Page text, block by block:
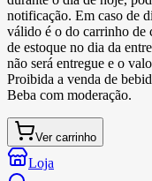
notificação. Em caso de
válido é o do carrinho de
de estoque no dia da
não será entregue e o
Proibida a venda de
Beba com moderação.
Ver carrinho
Loja